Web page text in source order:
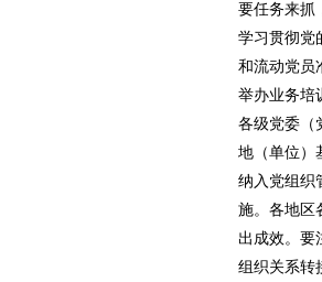
要任务来抓
学习贯彻党
和流动党员
举办业务培
各级党委（
地（单位）
纳入党组织
施。各地区
出成效。要
组织关系转